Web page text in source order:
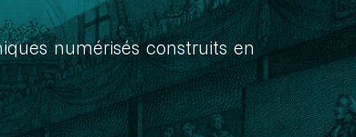
numérisés construits en